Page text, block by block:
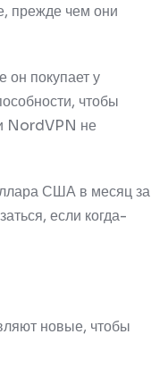
прежде чем они
покупает у
чтобы
NordVPN не
США в месяц за
если когда-
новые, чтобы